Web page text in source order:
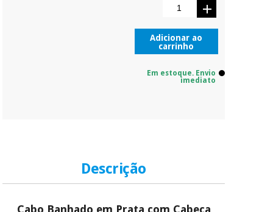
Adicionar ao
carrinho
Em estoque. Envio
imediato
Descrição
Cabo Banhado em Prata com Cabeça